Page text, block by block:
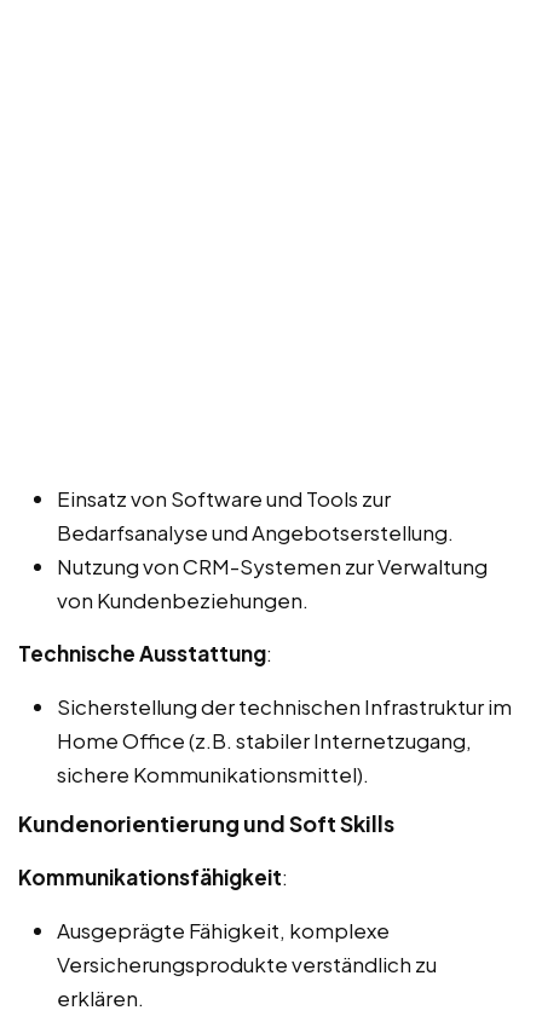
Einsatz von Software und Tools zur
Bedarfsanalyse und Angebotserstellung.
Nutzung von CRM-Systemen zur Verwaltung
von Kundenbeziehungen.
Technische Ausstattung:
Sicherstellung der technischen Infrastruktur im
Home Office (z.B. stabiler Internetzugang,
sichere Kommunikationsmittel).
Kundenorientierung und Soft Skills
Kommunikationsfähigkeit:
Ausgeprägte Fähigkeit, komplexe
Versicherungsprodukte verständlich zu
erklären.